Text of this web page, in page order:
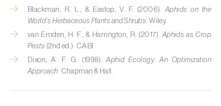
Cochinilla de los cítricos (Planococcus citri)
Cochinilla de San José (Quadraspidiotus (=
Diaspidiotus) perniciosus
Cochinilla obscura (Pseudococcus viburni)
Blackman, R. L., & Eastop, V. F. (2006). Aphids on the
World’s Herbaceous Plants and Shrubs . Wiley.
van Emden, H. F., & Harrington, R. (2017). Aphids as Crop
Pests (2nd ed.). CABI.
Dixon, A. F. G. (1998).Aphid Ecology: An Optimization
Approach . Chapman & Hall.